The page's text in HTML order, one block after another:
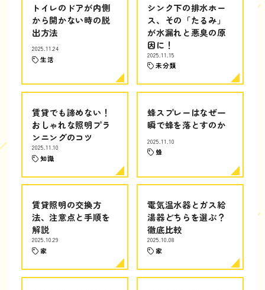
トイレのドアが内側
から開かない時の脱
出方法
2025.11.24
生活
シンク下の排水ホー
ス、その「たるみ」
が水漏れと悪臭の原
因に！
2025.11.15
未分類
賃貸でも諦めない！
おしゃれな照明プラ
ンニングのコツ
2025.11.10
知識
蜂スプレーはなぜ一
瞬で蜂を落とすのか
2025.11.10
蜂
賃貸照明の交換方
法、注意点と手順を
解説
2025.10.29
家
電気温水器とガス給
湯器どちらを選ぶ？
徹底比較
2025.10.08
家